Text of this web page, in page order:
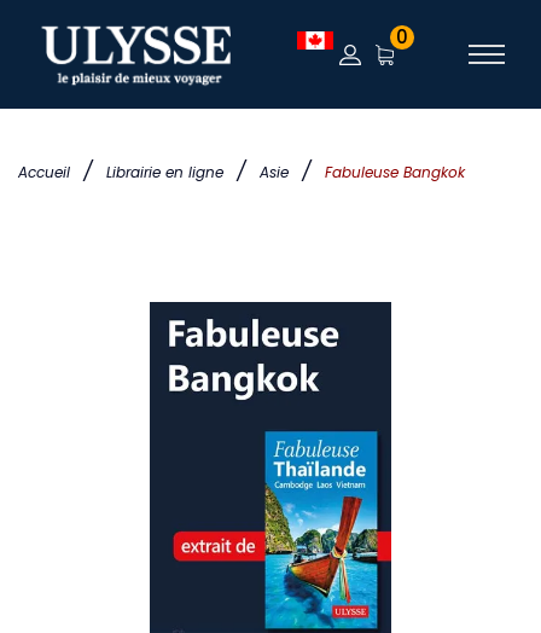
Accueil / Librairie en ligne / Asie / Fabuleuse Bangkok
0